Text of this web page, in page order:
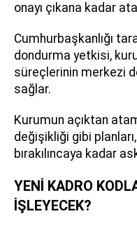
onayı çıkana kadar
Cumhurbaşkanlığı
dondurma yetkisi,
süreçlerinin merkezi
sağlar.
Kurumun açıktan
değişikliği gibi
bırakılıncaya kadar
YENİ KADRO
İŞLEYECEK?